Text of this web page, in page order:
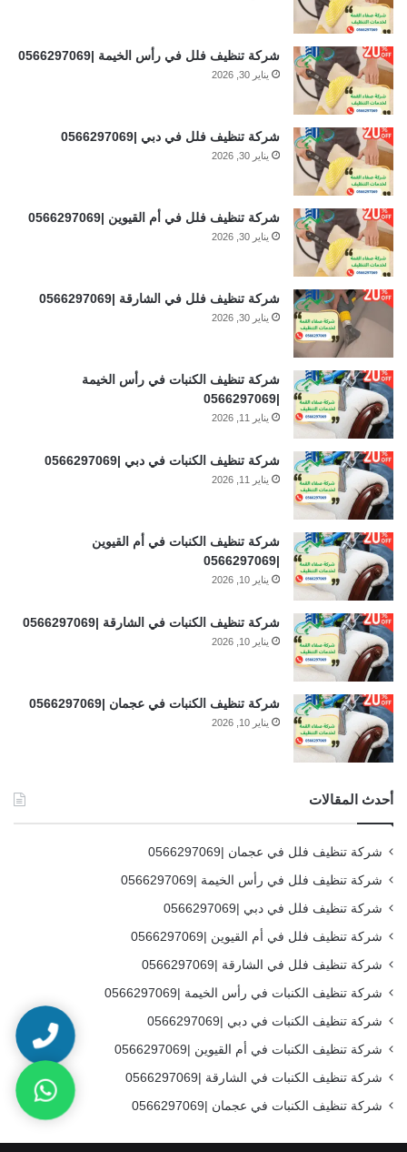
شركة تنظيف فلل في رأس الخيمة |0566297069
يناير 30, 2026
شركة تنظيف فلل في دبي |0566297069
يناير 30, 2026
شركة تنظيف فلل في أم القيوين |0566297069
يناير 30, 2026
شركة تنظيف فلل في الشارقة |0566297069
يناير 30, 2026
شركة تنظيف الكنبات في رأس الخيمة
|0566297069
يناير 11, 2026
شركة تنظيف الكنبات في دبي |0566297069
يناير 11, 2026
شركة تنظيف الكنبات في أم القيوين
|0566297069
يناير 10, 2026
شركة تنظيف الكنبات في الشارقة |0566297069
يناير 10, 2026
شركة تنظيف الكنبات في عجمان |0566297069
يناير 10, 2026
أحدث المقالات
شركة تنظيف فلل في عجمان |0566297069
شركة تنظيف فلل في رأس الخيمة |0566297069
شركة تنظيف فلل في دبي |0566297069
شركة تنظيف فلل في أم القيوين |0566297069
شركة تنظيف فلل في الشارقة |0566297069
شركة تنظيف الكنبات في رأس الخيمة |0566297069
شركة تنظيف الكنبات في دبي |0566297069
شركة تنظيف الكنبات في أم القيوين |0566297069
شركة تنظيف الكنبات في الشارقة |0566297069
شركة تنظيف الكنبات في عجمان |0566297069